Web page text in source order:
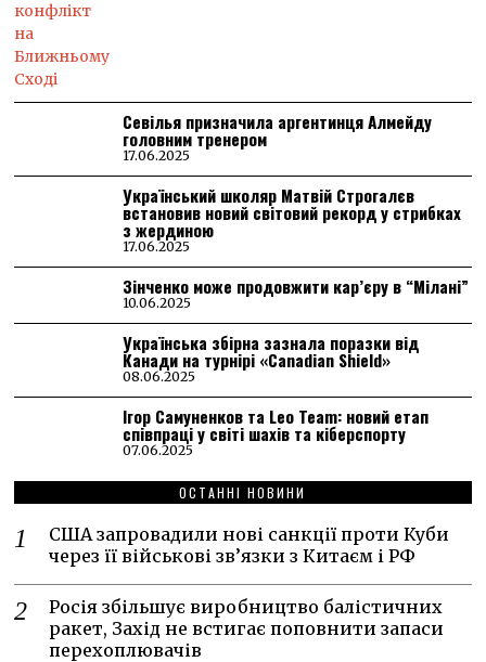
Севілья призначила аргентинця Алмейду
головним тренером
17.06.2025
Український школяр Матвій Строгалєв
встановив новий світовий рекорд у стрибках
з жердиною
17.06.2025
Зінченко може продовжити кар’єру в “Мілані”
10.06.2025
Українська збірна зазнала поразки від
Канади на турнірі «Canadian Shield»
08.06.2025
Ігор Самуненков та Leo Team: новий етап
співпраці у світі шахів та кіберспорту
07.06.2025
ОСТАННІ НОВИНИ
США запровадили нові санкції проти Куби
через її військові зв’язки з Китаєм і РФ
Росія збільшує виробництво балістичних
ракет, Захід не встигає поповнити запаси
перехоплювачів